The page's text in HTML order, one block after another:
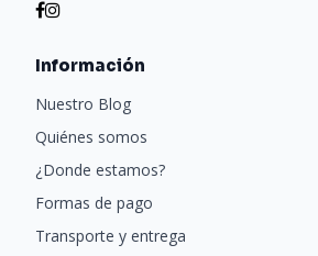
Información
Nuestro Blog
Quiénes somos
¿Donde estamos?
Formas de pago
Transporte y entrega